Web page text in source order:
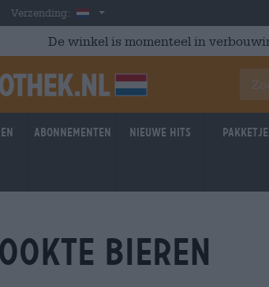
Verzending: Nederland
De winkel is momenteel in
Abonnementen Nieuwe hits
bieren